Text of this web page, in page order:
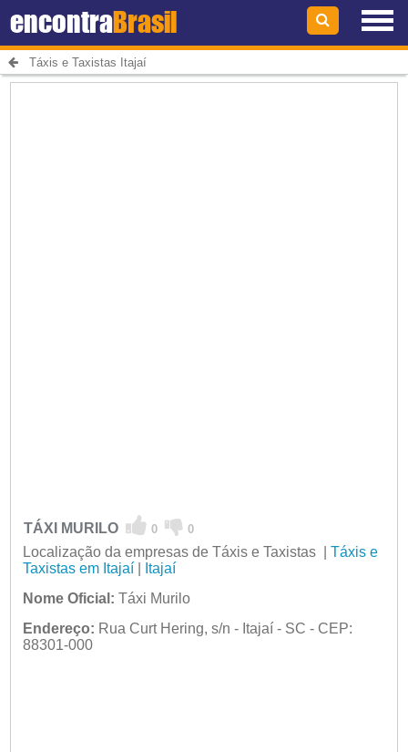
encontraBrasil
Táxis e Taxistas Itajaí
TÁXI MURILO 0 0
Localização da empresas de Táxis e Taxistas | Táxis e
Taxistas em Itajaí|
Itajaí
Nome Oficial: Táxi Murilo
Endereço: Rua Curt Hering, s/n - Itajaí - SC - CEP:
88301-000